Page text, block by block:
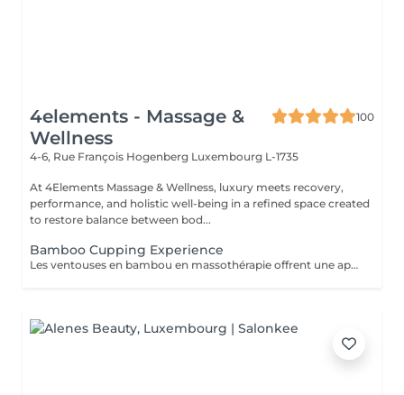
4elements - Massage &
Wellness
100
4-6, Rue François Hogenberg Luxembourg L-1735
At 4Elements Massage & Wellness, luxury meets recovery,
performance, and holistic well-being in a refined space created
to restore balance between bod...
Bamboo Cupping Experience
Les ventouses en bambou en massothérapie offrent une approche naturelle, douce et non invasive pour le soin du corps Elles agissent en profondeur tout en respectant les tissus, sans provoquer de douleur ni de marques. Bienfaits principaux : Stimulent la microcirculation sanguine et améliorent l'oxygénation des tissus Favorisent la récupération musculaire et réduisent les tensions, notamment au niveau du dos et de la nuque Produisent un effet de drainage lymphatique, aidant à diminuer les dèmes Améliorent la tonicité et l'élasticité de la peau Induisent une relaxation profonde, bénéfique en cas de stress Grâce aux propriétés naturelles du bambou, le massage se caractérise par un glissement fluide et une pression maîtrisée, garantissant un soin confortable et non traumatique. Contre-indications : Affections cutanées inflammatoires, varices, hypertension artérielle sévère, fragilité vasculaire.